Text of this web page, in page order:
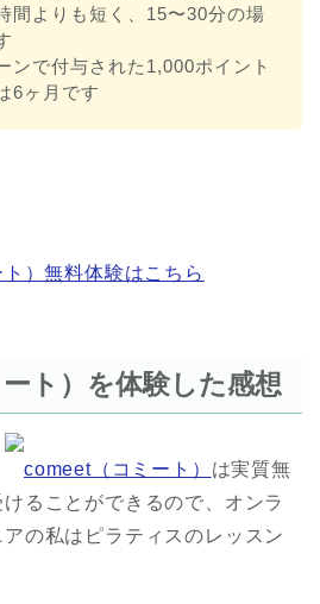
間よりも短く、15〜30分の場
ンで付与された1,000ポイント
6ヶ月です
）無料体験はこちら
ト）を体験した感想
comeet（コミート） は実質無
ることができるので、オンラ
の私はピラティスのレッスン